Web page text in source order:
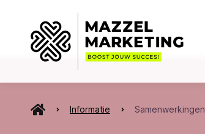
Informatie Samenwerkingen